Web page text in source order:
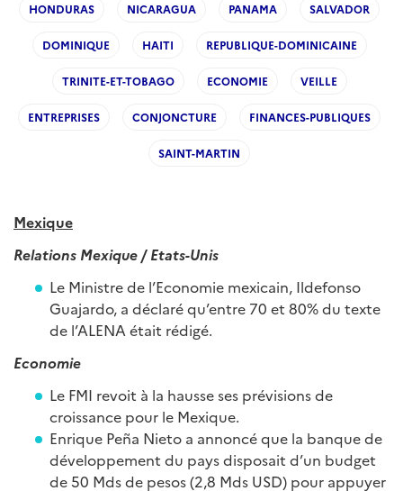
HONDURAS NICARAGUA PANAMA SALVADOR
DOMINIQUE HAITI REPUBLIQUE-DOMINICAINE
TRINITE-ET-TOBAGO ECONOMIE VEILLE
ENTREPRISES CONJONCTURE FINANCES-PUBLIQUES
SAINT-MARTIN
Mexique
Relations Mexique / Etats-Unis
Le Ministre de l’Economie mexicain, Ildefonso
Guajardo, a déclaré qu’entre 70 et 80% du texte
de l’ALENA était rédigé.
Economie
Le FMI revoit à la hausse ses prévisions de
croissance pour le Mexique.
Enrique Peña Nieto a annoncé que la banque de
développement du pays disposait d’un budget
de 50 Mds de pesos (2,8 Mds USD) pour appuyer